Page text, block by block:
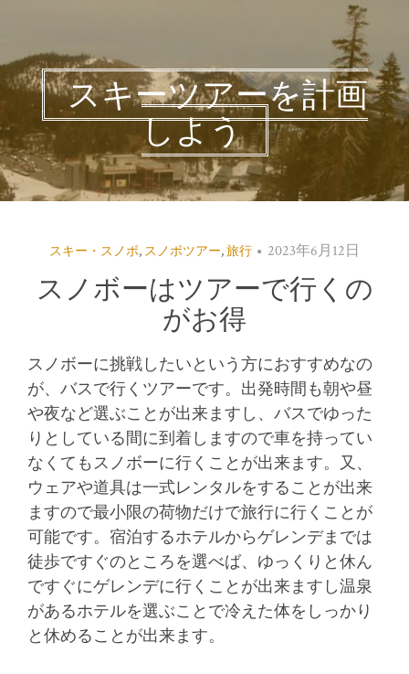
スキーツアーを計画
しよう
スキー・スノボ, スノボツアー,旅行 2023年6月12日
スノボーはツアーで行くの
がお得
スノボーに挑戦したいという方におすすめなの
が、バスで行くツアーです。 出発時間も朝や昼
や夜など選ぶことが出来ますし、バスでゆった
りとしている間に到着しますので車を持ってい
なくてもスノボーに行くことが出来ます。又、
ウェアや道具は一式レンタルをすることが出来
ますので最小限の荷物だけで旅行に行くことが
可能です。宿泊するホテルからゲレンデまでは
徒歩ですぐのところを選べば、ゆっくりと休ん
ですぐにゲレンデに行くことが出来ますし温泉
があるホテルを選ぶことで冷えた体をしっかり
と休めることが出来ます。